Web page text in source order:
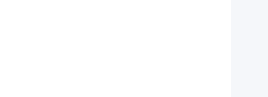
择优选取业务单位咨询电话：0755-21002506监督举报